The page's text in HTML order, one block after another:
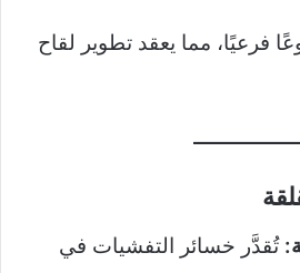
نوعًا فرعيًا، مما يعقد تطوير لقاح
تُقدَّر خسائر التفشيات في